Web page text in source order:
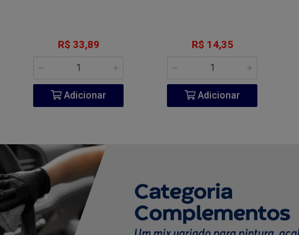
R$ 33,89
Adicionar
R$ 14,35
Adicionar